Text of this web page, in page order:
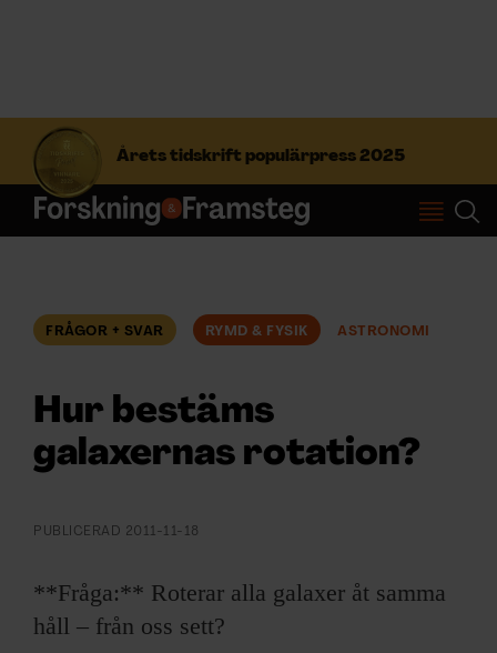
Årets tidskrift populärpress 2025
S
f
t
Prenumerera
ÄMNEN
EVENEMANG & RESOR
FRÅGOR + SVAR RYMD & FYSIK ASTRONOMI
Hur bestäms
galaxernas rotation?
PUBLICERAD 2011-11-18
**Fråga:** Roterar alla galaxer åt samma
håll – från oss sett?